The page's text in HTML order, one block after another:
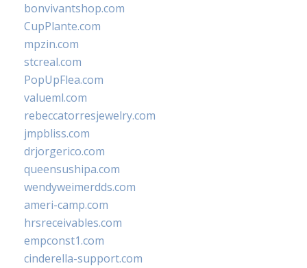
bonvivantshop.com
CupPlante.com
mpzin.com
stcreal.com
PopUpFlea.com
valueml.com
rebeccatorresjewelry.com
jmpbliss.com
drjorgerico.com
queensushipa.com
wendyweimerdds.com
ameri-camp.com
hrsreceivables.com
empconst1.com
cinderella-support.com